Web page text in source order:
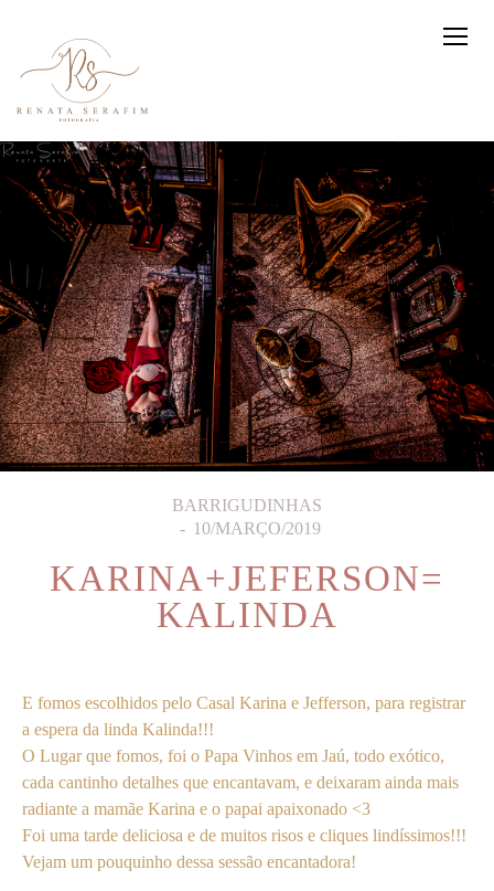
BARRIGUDINHAS
10/MARÇO/2019
KARINA+JEFERSON=
KALINDA
E fomos escolhidos pelo Casal Karina e Jefferson, para registrar
a espera da linda Kalinda!!!
O Lugar que fomos, foi o Papa Vinhos em Jaú, todo exótico,
cada cantinho detalhes que encantavam, e deixaram ainda mais
radiante a mamãe Karina e o papai apaixonado <3
Foi uma tarde deliciosa e de muitos risos e cliques lindíssimos!!!
Vejam um pouquinho dessa sessão encantadora!